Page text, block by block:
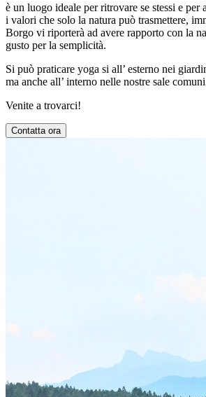
è un luogo ideale per ritrovare se stessi e per
i valori che solo la natura può trasmettere,
Borgo vi riporterà ad avere rapporto con la
gusto per la semplicità.
Si può praticare yoga si all’ esterno nei
ma anche all’ interno nelle nostre sale
Venite a trovarci!
Contatta ora